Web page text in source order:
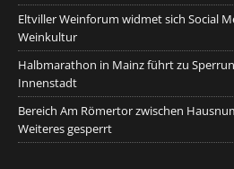
Eltviller Weinforum widmet sich Social
Weinkultur
Halbmarathon in Mainz führt zu
Innenstadt
Bereich Am Römertor zwischen
Weiteres gesperrt